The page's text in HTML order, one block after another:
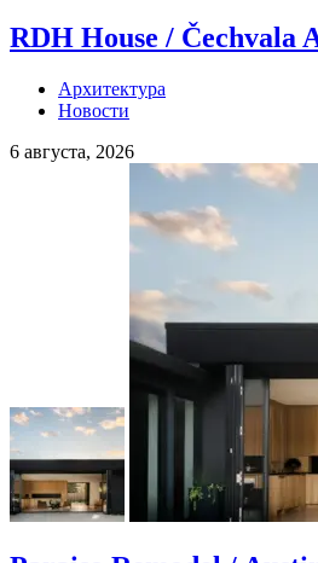
RDH House / Čechvala
Архитектура
Новости
6 августа, 2026